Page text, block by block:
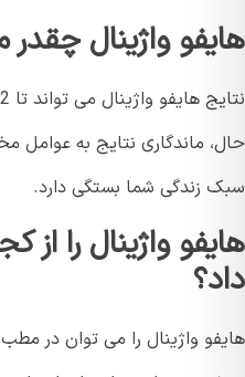
واژینال چقدر
ماندگاری نتایج به عوامل
زندگی شما بستگی دارد.
واژینال را از
واژینال را می توان در مطب